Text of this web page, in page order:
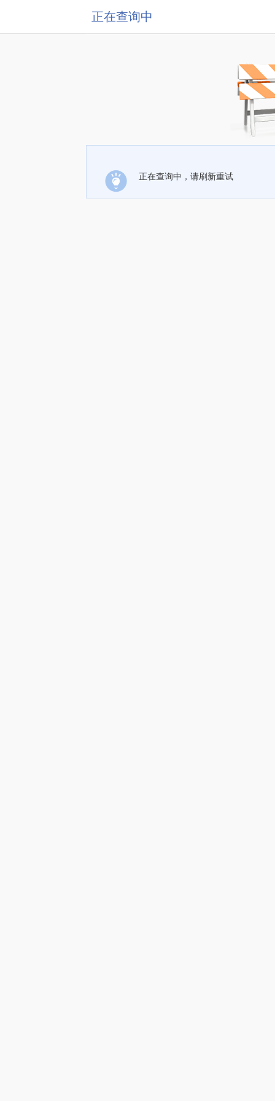
正在查询中
正在查询中，请刷新重试